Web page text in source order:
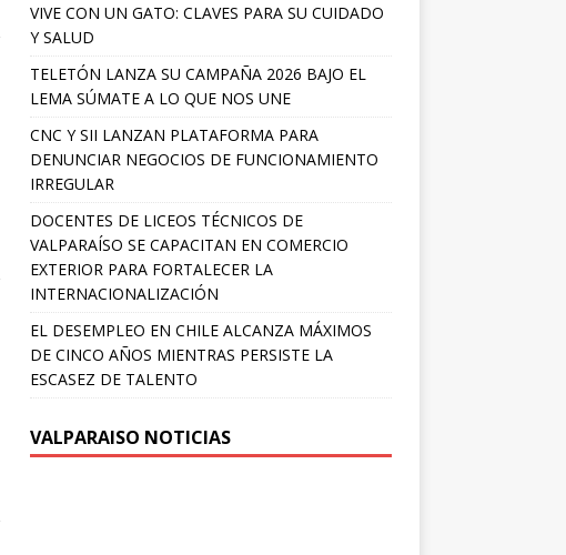
VIVE CON UN GATO: CLAVES PARA SU CUIDADO
Y SALUD
TELETÓN LANZA SU CAMPAÑA 2026 BAJO EL
LEMA SÚMATE A LO QUE NOS UNE
CNC Y SII LANZAN PLATAFORMA PARA
DENUNCIAR NEGOCIOS DE FUNCIONAMIENTO
IRREGULAR
DOCENTES DE LICEOS TÉCNICOS DE
VALPARAÍSO SE CAPACITAN EN COMERCIO
EXTERIOR PARA FORTALECER LA
INTERNACIONALIZACIÓN
EL DESEMPLEO EN CHILE ALCANZA MÁXIMOS
DE CINCO AÑOS MIENTRAS PERSISTE LA
ESCASEZ DE TALENTO
VALPARAISO NOTICIAS